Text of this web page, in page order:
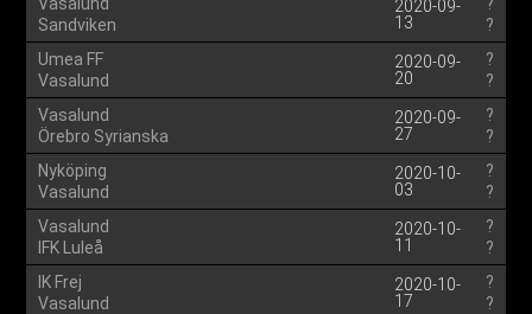
Sandviken
2020-09-
13
?
Umea FF
Vasalund
2020-09-
20
?
?
Vasalund
Örebro Syrianska
2020-09-
27
?
?
Nyköping
Vasalund
2020-10-
03
?
?
Vasalund
IFK Luleå
2020-10-
11
?
?
IK Frej
Vasalund
2020-10-
17
?
?